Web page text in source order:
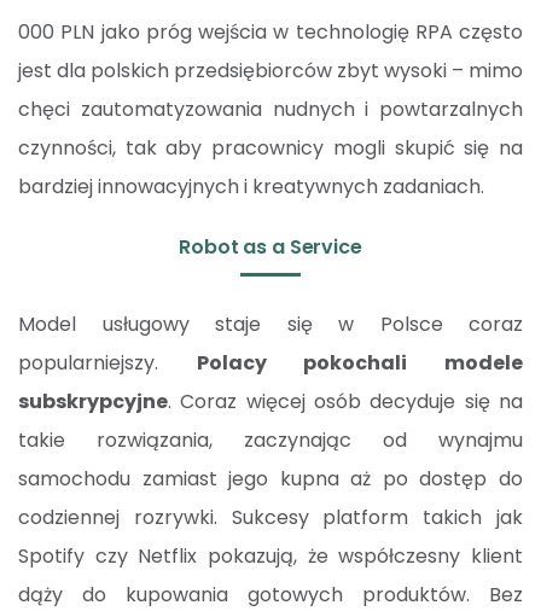
000 PLN jako próg wejścia w technologię RPA często
jest dla polskich przedsiębiorców zbyt wysoki – mimo
chęci zautomatyzowania nudnych i powtarzalnych
czynności, tak aby pracownicy mogli skupić się na
bardziej innowacyjnych i kreatywnych zadaniach.
Robot as a Service
Model usługowy staje się w Polsce coraz
popularniejszy. Polacy pokochali modele
subskrypcyjne. Coraz więcej osób decyduje się na
takie rozwiązania, zaczynając od wynajmu
samochodu zamiast jego kupna aż po dostęp do
codziennej rozrywki. Sukcesy platform takich jak
Spotify czy Netflix pokazują, że współczesny klient
dąży do kupowania gotowych produktów. Bez